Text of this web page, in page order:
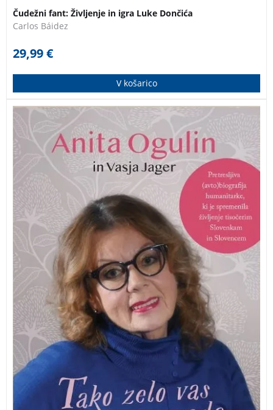
Čudežni fant: Življenje in igra Luke Dončića
Carlos Báidez
29,99€
V košarico
Ganljiva, iskriva, navdihujoča (avto)biografija, ki
nastavlja ogledalo družbi, v kateri živimo, in nas
spomni, kaj pomeni biti Človek. Človek, ki ljubi vse do
zadnjega diha. Anita Ogulin – Tako zelo vas imam
rada